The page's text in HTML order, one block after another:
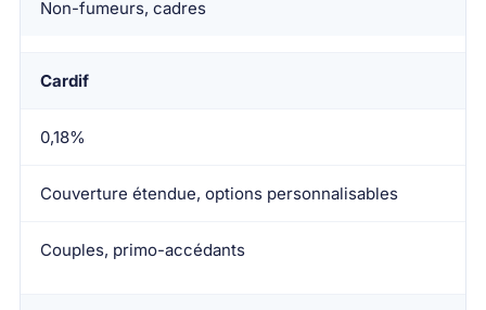
Non-fumeurs, cadres
Cardif
0,18%
Couverture étendue, options personnalisables
Couples, primo-accédants